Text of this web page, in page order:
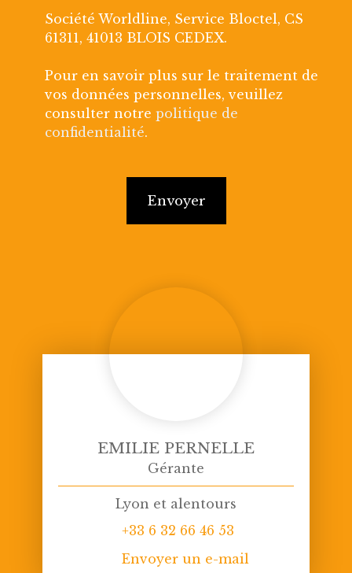
Société Worldline, Service Bloctel, CS
61311, 41013 BLOIS CEDEX.
Pour en savoir plus sur le traitement de
vos données personnelles, veuillez
consulter notre politique de
confidentialité.
Envoyer
EMILIE PERNELLE
Gérante
Lyon et alentours
+33 6 32 66 46 53
Envoyer un e-mail